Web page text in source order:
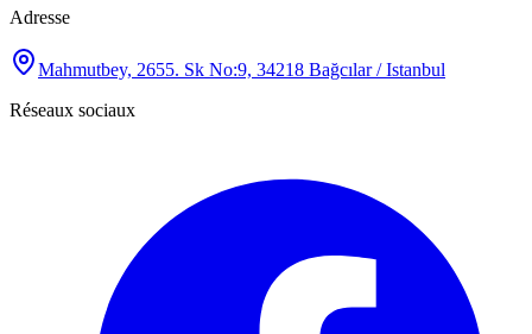
Adresse
Mahmutbey, 2655. Sk No:9, 34218 Bağcılar / Istanbul
Réseaux sociaux